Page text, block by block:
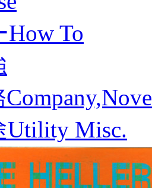
How To
Utility Misc.